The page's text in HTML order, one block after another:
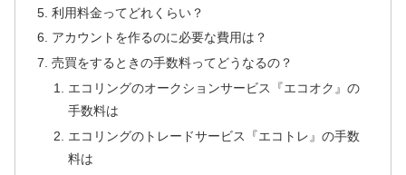
利用料金ってどれくらい？
アカウントを作るのに必要な費用は？
売買をするときの手数料ってどうなるの？
エコリングのオークションサービス『エコオク』の
手数料は
エコリングのトレードサービス『エコトレ』の手数
料は